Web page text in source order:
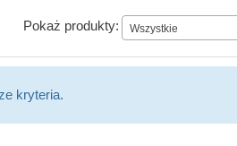
Pokaż produkty: Wszystkie
kryteria.